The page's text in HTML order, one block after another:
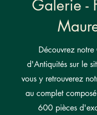
Galerie -
Découvrez
d'Antiquités sur le
vous y retrouverez
au complet
600 pièces